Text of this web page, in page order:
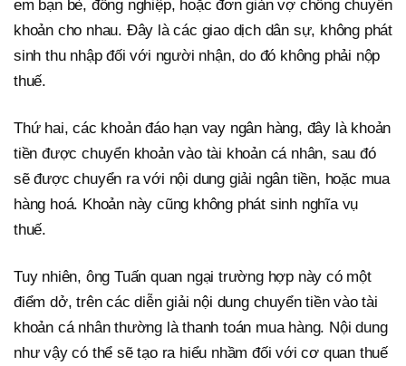
em bạn bè, đồng nghiệp, hoặc đơn giản vợ chồng chuyển
khoản cho nhau. Đây là các giao dịch dân sự, không phát
sinh thu nhập đối với người nhận, do đó không phải nộp
thuế.
Thứ hai, các khoản đáo hạn vay ngân hàng, đây là khoản
tiền được chuyển khoản vào tài khoản cá nhân, sau đó
sẽ được chuyển ra với nội dung giải ngân tiền, hoặc mua
hàng hoá. Khoản này cũng không phát sinh nghĩa vụ
thuế.
Tuy nhiên, ông Tuấn quan ngại trường hợp này có một
điểm dở, trên các diễn giải nội dung chuyển tiền vào tài
khoản cá nhân thường là thanh toán mua hàng. Nội dung
như vậy có thể sẽ tạo ra hiểu nhầm đối với cơ quan thuế